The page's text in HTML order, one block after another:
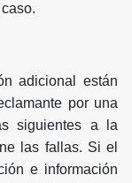
adicional están
por una
siguientes a la
las fallas. Si el
e información